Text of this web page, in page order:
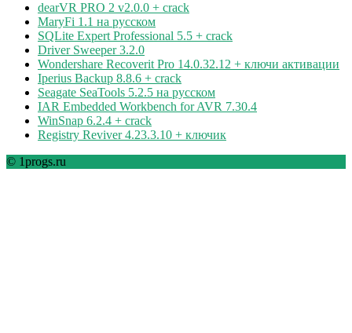
dearVR PRO 2 v2.0.0 + crack
MaryFi 1.1 на русском
SQLite Expert Professional 5.5 + crack
Driver Sweeper 3.2.0
Wondershare Recoverit Pro 14.0.32.12 + ключи активации
Iperius Backup 8.8.6 + crack
Seagate SeaTools 5.2.5 на русском
IAR Embedded Workbench for AVR 7.30.4
WinSnap 6.2.4 + crack
Registry Reviver 4.23.3.10 + ключик
© 1progs.ru